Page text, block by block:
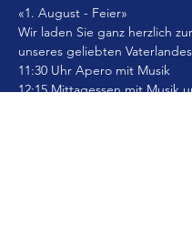
«1. August - Feier»
Wir laden Sie ganz herzlich
unseres geliebten
11:30 Uhr Apero mit Musik
12:15 Mittagessen mit Musik